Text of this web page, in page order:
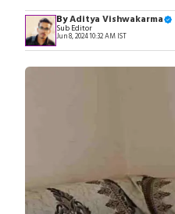
ByAditya Vishwakarma
Sub Editor
Jun 8, 2024 10:32 AM IST